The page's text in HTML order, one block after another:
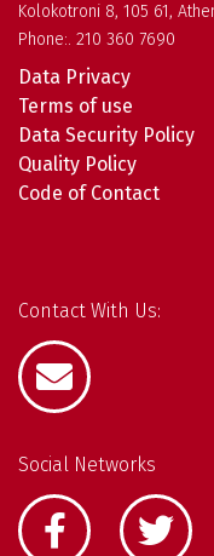
Kolokotroni 8, 105 61,
Phone:. 210 360 7690
Data Privacy
Terms of use
Data Security Policy
Quality Policy
Code of Contact
Contact With Us:
Social Networks